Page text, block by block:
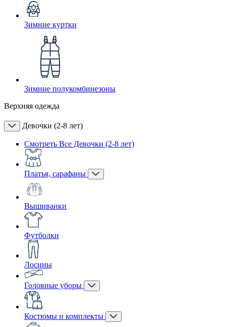
Зимние куртки
Зимние полукомбинезоны
Верхняя одежда
Девочки (2-8 лет)
Смотреть Все Девочки (2-8 лет)
Платья, сарафаны
Вышиванки
Футболки
Лосины
Головные уборы
Костюмы и комплекты